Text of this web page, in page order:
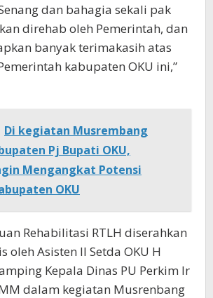
dan bahagia sekali pak
direhab oleh Pemerintah, dan
banyak terimakasih atas
kabupaten OKU ini,”
Di kegiatan Musrembang
Pj Bupati OKU,
Mengangkat Potensi
OKU
Rehabilitasi RTLH diserahkan
oleh Asisten II Setda OKU H
Kepala Dinas PU Perkim Ir
dalam kegiatan Musrenbang